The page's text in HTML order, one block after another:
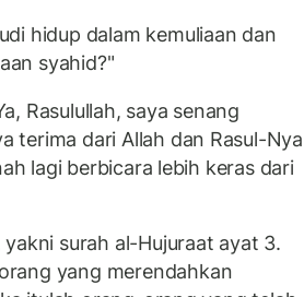
hidup dalam kemuliaan dan
syahid?"
Rasulullah, saya senang
terima dari Allah dan Rasul-Nya
lagi berbicara lebih keras dari
surah al-Hujuraat ayat 3.
yang merendahkan